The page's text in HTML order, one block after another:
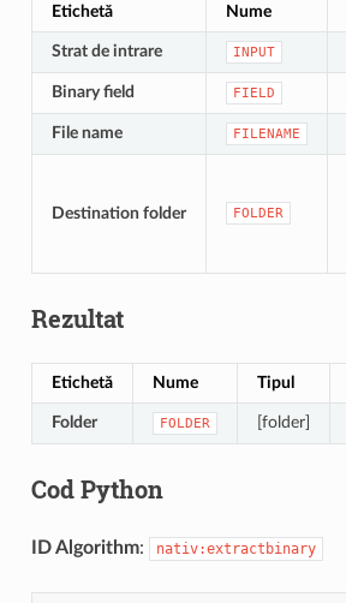
Etichetă Nume
Strat de intrare INPUT
Binary field FIELD
File name FILENAME
Destination folder FOLDER
Rezultat
Etichetă Nume Tipul
Folder FOLDER [folder]
Cod Python
ID Algorithm: nativ:extractbinary